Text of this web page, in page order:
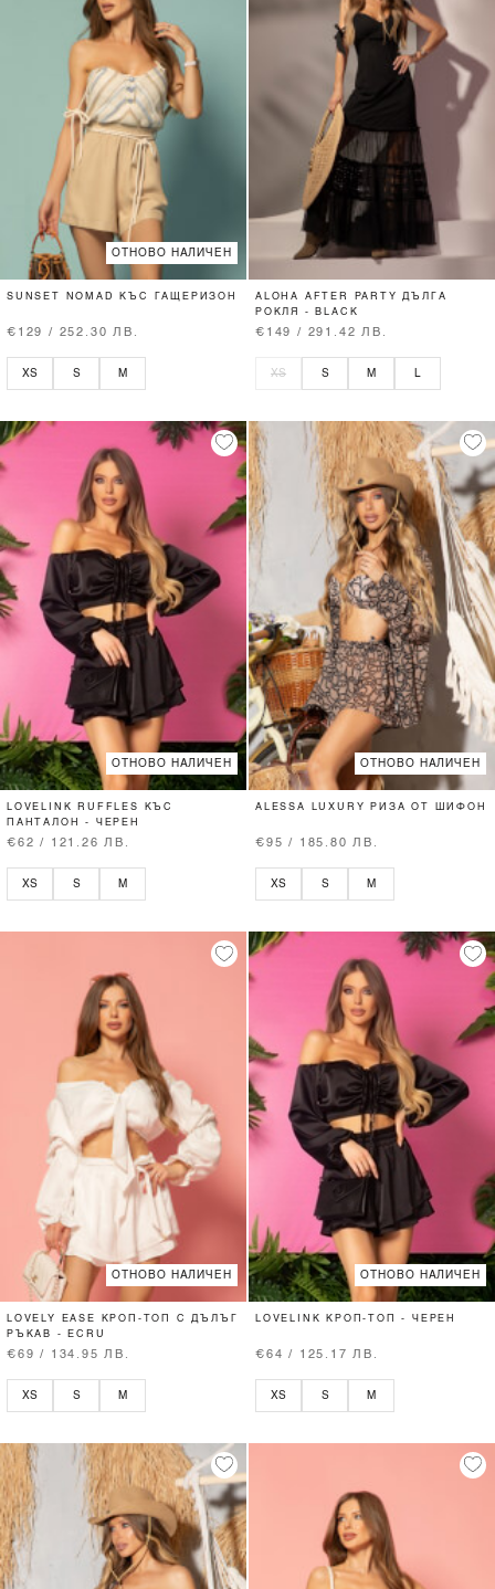
ОТНОВО НАЛИЧЕН
SUNSET NOMAD КЪС ГАЩЕРИЗОН
€129 / 252.30 ЛВ.
XS S M
ALOHA AFTER PARTY ДЪЛГА
РОКЛЯ - BLACK
€149 / 291.42 ЛВ.
XS S M
ОТНОВО НАЛИЧЕН
LOVELINK RUFFLES КЪС
ПАНТАЛОН - ЧЕРЕН
€62 / 121.26 ЛВ.
XS S M
ОТНОВО НАЛИЧЕН
ALESSA LUXURY РИЗА ОТ ШИФОН
€95 / 185.80 ЛВ.
XS S M
ОТНОВО НАЛИЧЕН
LOVELY EASE КРОП-ТОП С ДЪЛЪГ
РЪКАВ - ECRU
€69 / 134.95 ЛВ.
XS S M
ОТНОВО НАЛИЧЕН
LOVELINK КРОП-ТОП - ЧЕРЕН
€64 / 125.17 ЛВ.
XS S M